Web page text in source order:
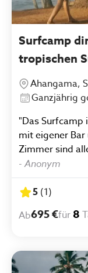
Surfcamp
tropischen
Ahangama,
Ganzjährig
"Das Surfcamp
mit eigener
Zimmer sind alle
Woche im
Surfen machen
hierbei an
unvergessliche
kommen."
- Anonym
5 (1)
Ab695 €für 8